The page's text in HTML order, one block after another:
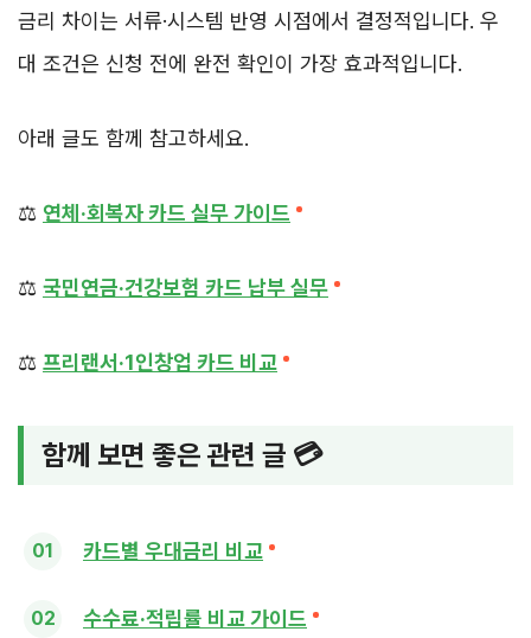
금리 차이는 서류·시스템 반영 시점에서 결정적입니다. 우
대 조건은 신청 전에 완전 확인이 가장 효과적입니다.
아래 글도 함께 참고하세요.
⚖️ 연체·회복자 카드 실무 가이드
⚖️ 국민연금·건강보험 카드 납부 실무
⚖️ 프리랜서·1인창업 카드 비교
함께 보면 좋은 관련 글 💳
카드별 우대금리 비교
수수료·적립률 비교 가이드